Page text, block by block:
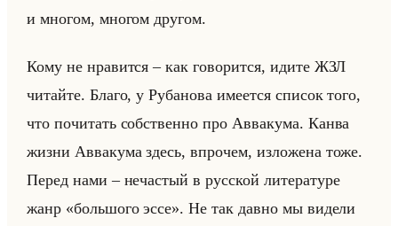
и мно­гом, мно­гом дру­гом.
Кому не нра­вит­ся – как го­во­рит­ся, идите ЖЗЛ
чи­тайте. Благо, у Ру­ба­но­ва име­ет­ся спи­сок того,
что по­чи­тать соб­ствен­но про Ав­ва­ку­ма. Канва
жизни Ав­ва­ку­ма здесь, впро­чем, из­ло­же­на тоже.
Перед нами – неча­стый в рус­ской ли­те­ра­ту­ре
жанр «большого эссе». Не так давно мы ви­де­ли